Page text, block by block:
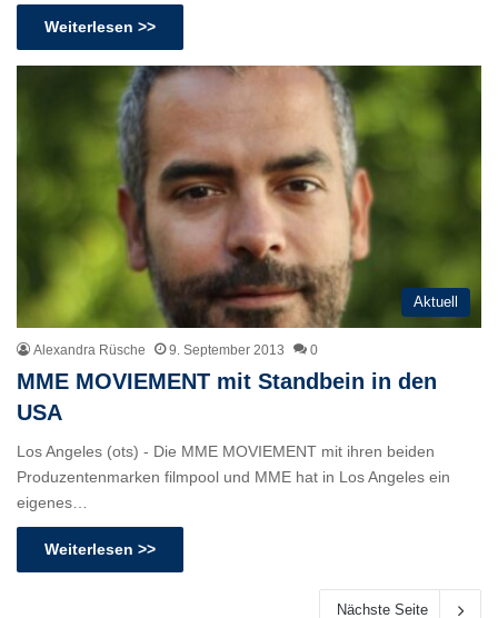
Weiterlesen >>
Aktuell
Alexandra Rüsche 9. September 2013 0
MME MOVIEMENT mit Standbein in den
USA
Los Angeles (ots) - Die MME MOVIEMENT mit ihren beiden
Produzentenmarken filmpool und MME hat in Los Angeles ein
eigenes…
Weiterlesen >>
Nächste Seite